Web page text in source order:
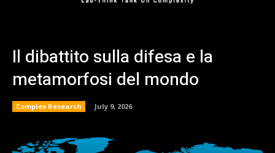
Il dibattito sulla difesa e la
metamorfosi del mondo
Complex Research July 9, 2026